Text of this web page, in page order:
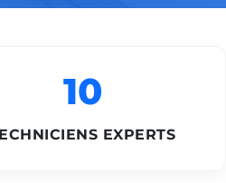
10
EXPERTS